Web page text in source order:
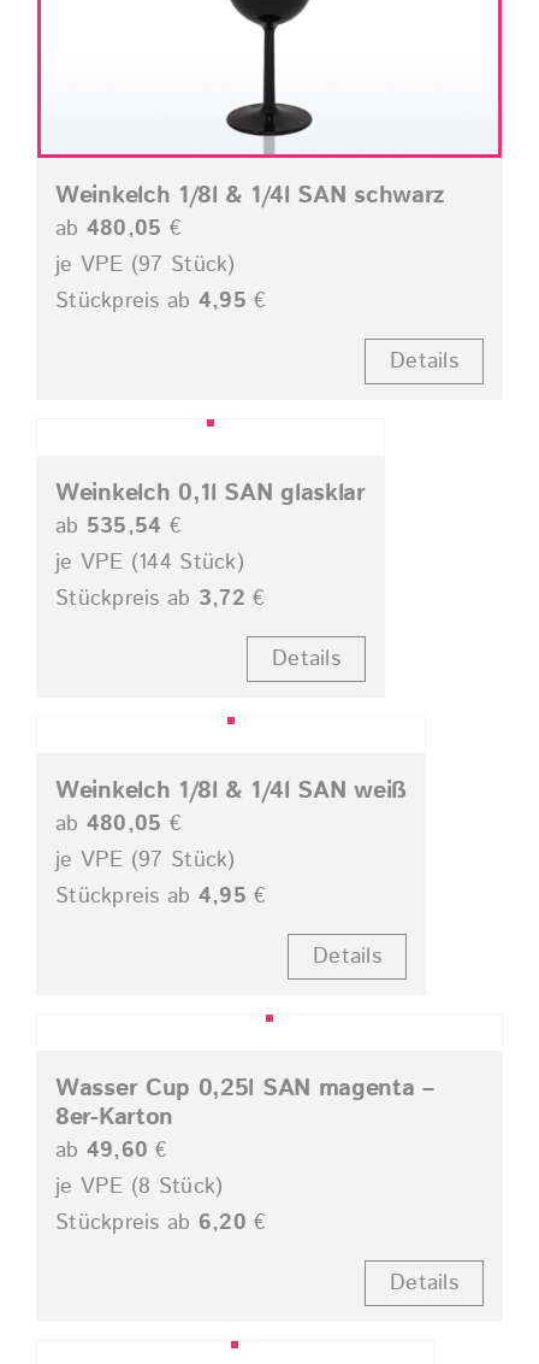
Weinkelch 1/8l & 1/4l SAN schwarz
ab 480,05 €
je VPE (97 Stück)
Stückpreis ab 4,95 €
Details
Weinkelch 0,1l SAN glasklar
ab 535,54 €
je VPE (144 Stück)
Stückpreis ab 3,72 €
Details
Weinkelch 1/8l & 1/4l SAN weiß
ab 480,05 €
je VPE (97 Stück)
Stückpreis ab 4,95 €
Details
Wasser Cup 0,25l SAN magenta –
8er-Karton
ab 49,60 €
je VPE (8 Stück)
Stückpreis ab 6,20 €
Details